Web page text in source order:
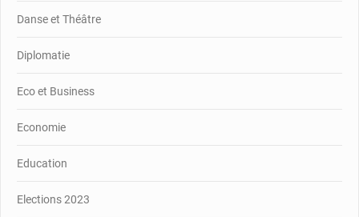
Danse et Théâtre
Diplomatie
Eco et Business
Economie
Education
Elections 2023